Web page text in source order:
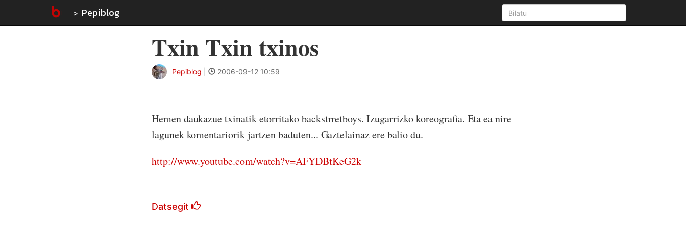
Pepiblog
Txin Txin txinos
Pepiblog 2006-09-12 10:59
Hemen daukazue txinatik etorritako backstrretboys. Izugarrizko koreografia. Eta ea nire
lagunek komentariorik jartzen baduten... Gaztelainaz ere balio du.
http://www.youtube.com/watch?v=AFYDBtKeG2k
Datsegit